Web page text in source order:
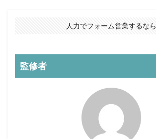
人力でフォーム営業するなら
監修者